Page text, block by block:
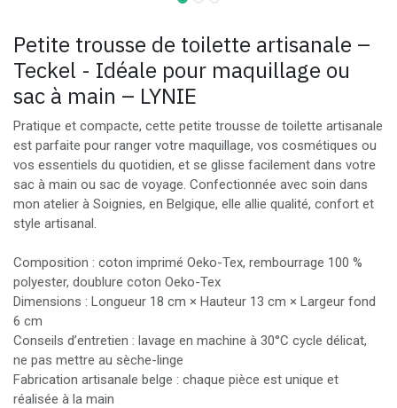
Petite trousse de toilette artisanale –
Teckel - Idéale pour maquillage ou
sac à main – LYNIE
Pratique et compacte, cette petite trousse de toilette artisanale
est parfaite pour ranger votre maquillage, vos cosmétiques ou
vos essentiels du quotidien, et se glisse facilement dans votre
sac à main ou sac de voyage. Confectionnée avec soin dans
mon atelier à Soignies, en Belgique, elle allie qualité, confort et
style artisanal.
Composition : coton imprimé Oeko-Tex, rembourrage 100 %
polyester, doublure coton Oeko-Tex
Dimensions : Longueur 18 cm × Hauteur 13 cm × Largeur fond
6 cm
Conseils d’entretien : lavage en machine à 30°C cycle délicat,
ne pas mettre au sèche-linge
Fabrication artisanale belge : chaque pièce est unique et
réalisée à la main